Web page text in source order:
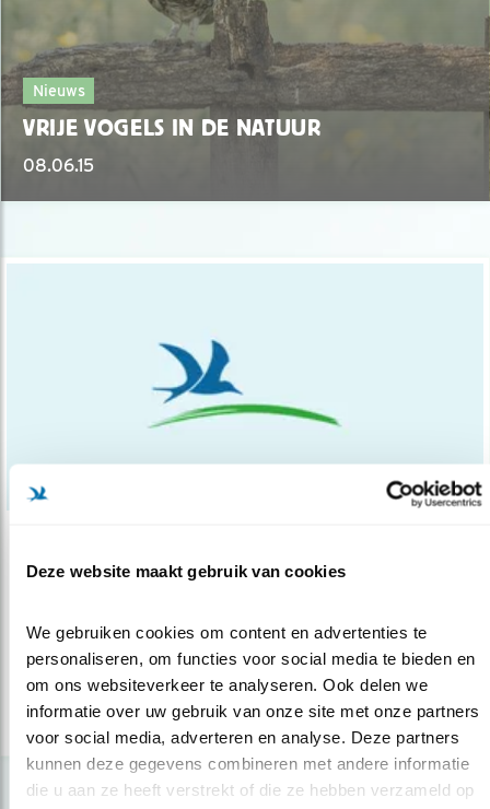
Deze website maakt gebruik van cookies
We gebruiken cookies om content en advertenties te
personaliseren, om functies voor social media te bieden en
om ons websiteverkeer te analyseren. Ook delen we
informatie over uw gebruik van onze site met onze partners
voor social media, adverteren en analyse. Deze partners
kunnen deze gegevens combineren met andere informatie
die u aan ze heeft verstrekt of die ze hebben verzameld op
Nieuws
VRIJE VOGELS IN DE NATUUR
08.06.15
Roofvogels foto- graferen: géén circus
28.10.14Roofvogels behoren tot de mooiste dieren op
de wereld. Daar indrukwekkende ..
lees meer